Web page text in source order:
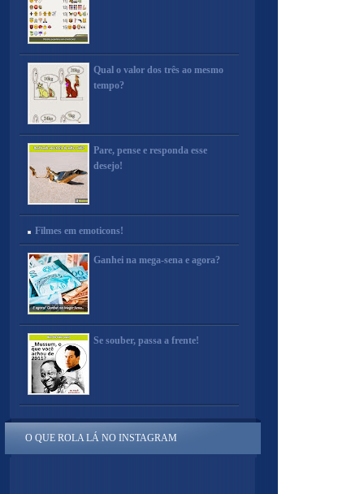
Qual o valor dos três ao mesmo
tempo?
Pare, pense e responda esse
desejo!
Filmes em emoticons!
Ganhei na mega-sena e agora?
Se souber, passa a frente!
O QUE ROLA LÁ NO INSTAGRAM